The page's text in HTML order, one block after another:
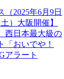
2025年6月9日
）大阪開催】
西日本最大級の
「おいでや！
アラート